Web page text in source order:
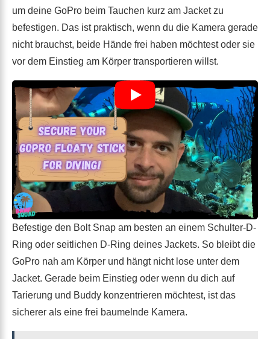
um deine GoPro beim Tauchen kurz am Jacket zu
befestigen. Das ist praktisch, wenn du die Kamera gerade
nicht brauchst, beide Hände frei haben möchtest oder sie
vor dem Einstieg am Körper transportieren willst.
Befestige den Bolt Snap am besten an einem Schulter-D-
Ring oder seitlichen D-Ring deines Jackets. So bleibt die
GoPro nah am Körper und hängt nicht lose unter dem
Jacket. Gerade beim Einstieg oder wenn du dich auf
Tarierung und Buddy konzentrieren möchtest, ist das
sicherer als eine frei baumelnde Kamera.